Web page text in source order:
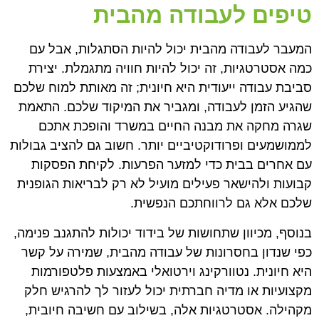
טיפים לעבודה מהבית
המעבר לעבודה מהבית יכול להיות הסתגלות, אבל עם
כמה אסטרטגיות, זה יכול להיות חוויה מתגמלת. יצירת
סביבת עבודה ייעודית היא חיונית; זה מאותת למוח שלכם
שהגיע הזמן לעבודה, ומגביר את המיקוד שלכם. התאמת
שגרה מחקה את מבנה החיים במשרד והופכת אתכם
לממושמעים ופרודוקטיביים יותר. חשוב גם להציב גבולות
עם אחרים בבית כדי למזער הפרעות. לקיחת הפסקות
קבועות ולהישאר פעילים מועיל לא רק לבריאות הגופנית
שלכם אלא גם לרווחתכם הנפשית.
בנוסף, מכיוון שתחושות של בידוד יכולות להתגנב פנימה,
כפי שנדון בחסרונות של עבודה מהבית, שמירה על קשר
היא חיונית. נטוורקינג וירטואלי באמצעות פלטפורמות
מקצועיות או מדיה חברתית יכול לעזור לך להרגיש חלק
מקהילה. אסטרטגיות אלה, בשילוב עם חשיבה חיובית,